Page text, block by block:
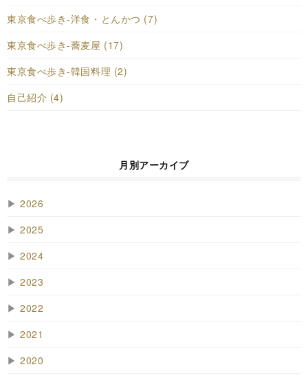
東京食べ歩き-洋食・とんかつ (7)
東京食べ歩き-蕎麦屋 (17)
東京食べ歩き-韓国料理 (2)
自己紹介 (4)
月別アーカイブ
▶ 2026
▶ 2025
▶ 2024
▶ 2023
▶ 2022
▶ 2021
▶ 2020